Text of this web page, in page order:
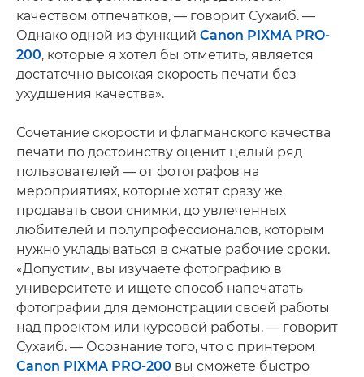
качеством отпечатков, — говорит Сухаиб. —
Однако одной из функций Canon PIXMA PRO-
200, которые я хотел бы отметить, является
достаточно высокая скорость печати без
ухудшения качества».
Сочетание скорости и флагманского качества
печати по достоинству оценит целый ряд
пользователей — от фотографов на
мероприятиях, которые хотят сразу же
продавать свои снимки, до увлеченных
любителей и полупрофессионалов, которым
нужно укладываться в сжатые рабочие сроки.
«Допустим, вы изучаете фотографию в
университете и ищете способ напечатать
фотографии для демонстрации своей работы
над проектом или курсовой работы, — говорит
Сухаиб. — Осознание того, что с принтером
Canon PIXMA PRO-200 вы сможете быстро